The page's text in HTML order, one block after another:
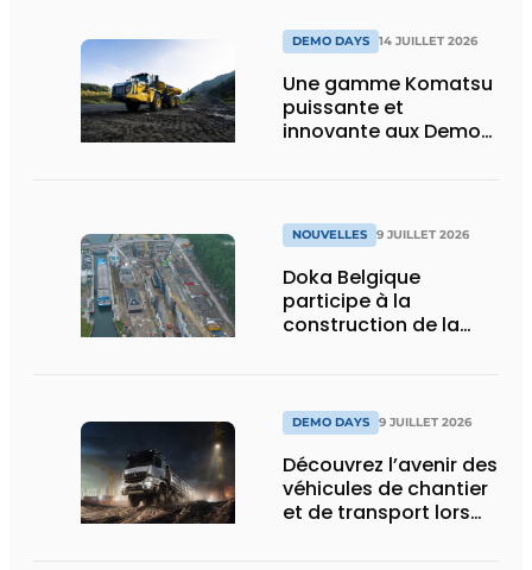
DEMO DAYS 14 JUILLET 2026
Une gamme Komatsu
puissante et
innovante aux Demo
NOUVELLES 9 JUILLET 2026
Doka Belgique
participe à la
construction de la
DEMO DAYS 9 JUILLET 2026
Découvrez l’avenir des
véhicules de chantier
et de transport lors